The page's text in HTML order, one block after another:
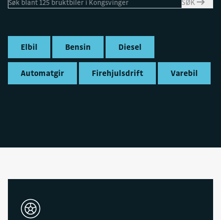
SØK
Elbil Bensin Diesel
Automatgir Firehjulsdrift Varebil